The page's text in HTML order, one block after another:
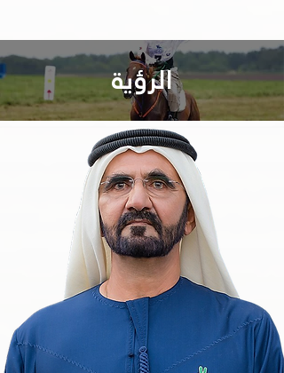
الرؤية